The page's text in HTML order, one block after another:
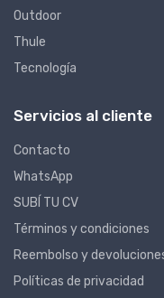
Outdoor
Thule
Tecnología
Servicios al cliente
Contacto
WhatsApp
SUBÍ TU CV
Términos y condiciones
Reembolso y
Políticas de privacidad